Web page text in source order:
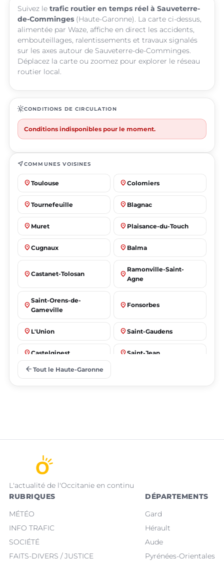
Suivez le trafic routier en temps réel à Sauveterre-
de-Comminges (Haute-Garonne). La carte ci-dessus,
alimentée par Waze, affiche en direct les accidents,
embouteillages, ralentissements et travaux signalés
sur les axes autour de Sauveterre-de-Comminges.
Déplacez la carte ou zoomez pour explorer le réseau
routier local.
routineCONDITIONS DE CIRCULATION
Conditions indisponibles pour le moment.
near_meCOMMUNES VOISINES
place Toulouse place Colomiers
place Tournefeuille place Blagnac
place Muret place Plaisance-du-Touch
place Cugnaux place Balma
place Castanet-Tolosan place
Ramonville-Saint-
Agne
place
Saint-Orens-de-
Gameville
place Fonsorbes
place L'Union place Saint-Gaudens
place Castelginest place Saint-Jean
place Villeneuve-Tolosane
arrow_back Tout le Haute-Garonne
L'actualité de l'Occitanie en continu
RUBRIQUES
MÉTÉO
INFO TRAFIC
SOCIÉTÉ
FAITS-DIVERS / JUSTICE
DÉPARTEMENTS
Gard
Hérault
Aude
Pyrénées-Orientales